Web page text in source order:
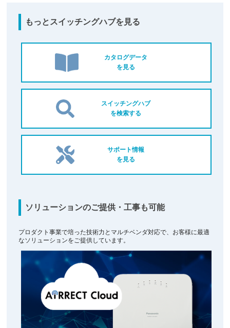
もっとスイッチングハブを見る
カタログデータ
を見る
スイッチングハブ
を検索する
サポート情報
を見る
ソリューションのご提供・工事も可能
プロダクト事業で培った技術力とマルチベンダ対応で、お客様に最適
なソリューションをご提供しています。